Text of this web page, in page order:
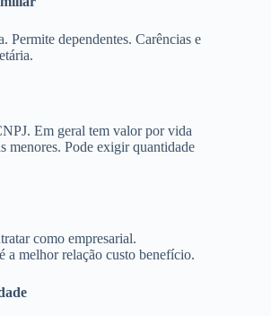
Permite dependentes. Carências e
Em geral tem valor por vida
menores. Pode exigir quantidade
como empresarial.
a melhor relação custo benefício.